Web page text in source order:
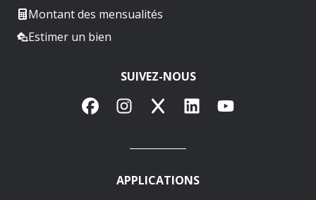
Montant des mensualités
Estimer un bien
SUIVEZ-NOUS
FacebookInstagram
X LinkedInYouTube
APPLICATIONS